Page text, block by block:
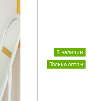
Только оптом
В наличии